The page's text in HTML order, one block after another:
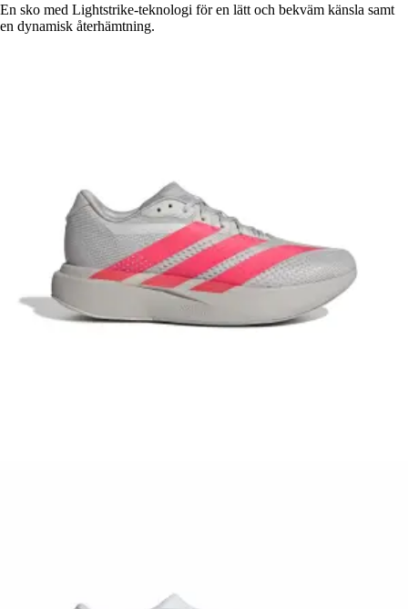
En sko med Lightstrike-teknologi för en lätt och bekväm känsla samt
en dynamisk återhämtning.